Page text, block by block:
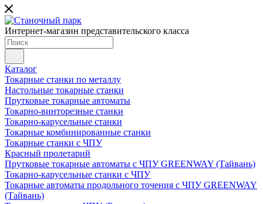
Интернет-магазин представительского класса
Каталог
Токарные станки по металлу
Настольные токарные станки
Прутковые токарные автоматы
Токарно-винторезные станки
Токарно-карусельные станки
Токарные комбинированные станки
Токарные станки с ЧПУ
Красный пролетарий
Прутковые токарные автоматы с ЧПУ GREENWAY (Тайвань)
Токарно-карусельные станки с ЧПУ
Токарные автоматы продольного точения с ЧПУ GREENWAY
(Тайвань)